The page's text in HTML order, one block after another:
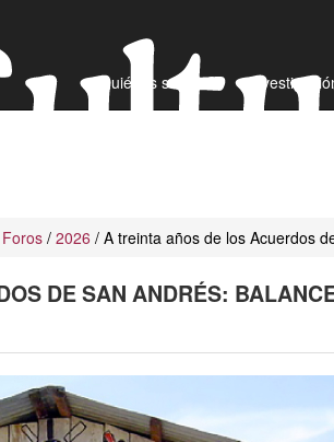
¿Quiénes somos?
Foros / 2026 / A treinta años de los Acuerdos
DE SAN ANDRÉS: